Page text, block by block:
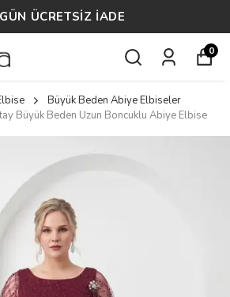
ÜCRETSİZ İADE
0
Büyük Beden Abiye Elbiseler
Büyük Beden Uzun Boncuklu Abiye Elbise